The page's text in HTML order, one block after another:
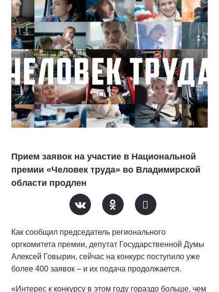
Прием заявок на участие в Национальной
премии «Человек труда» во Владимирской
области продлен
Как сообщил председатель регионального
оргкомитета премии, депутат Государственной Думы
Алексей Говырин, сейчас на конкурс поступило уже
более 400 заявок – и их подача продолжается.
«Интерес к конкурсу в этом году гораздо больше, чем